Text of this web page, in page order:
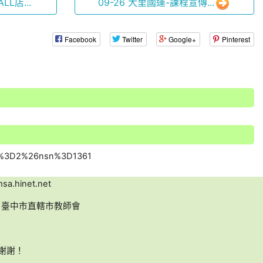
店... 09-26 大里國運-課程宣傳...
Facebook Twitter Google+ Pinterest
中市直轄市教師會
謝！